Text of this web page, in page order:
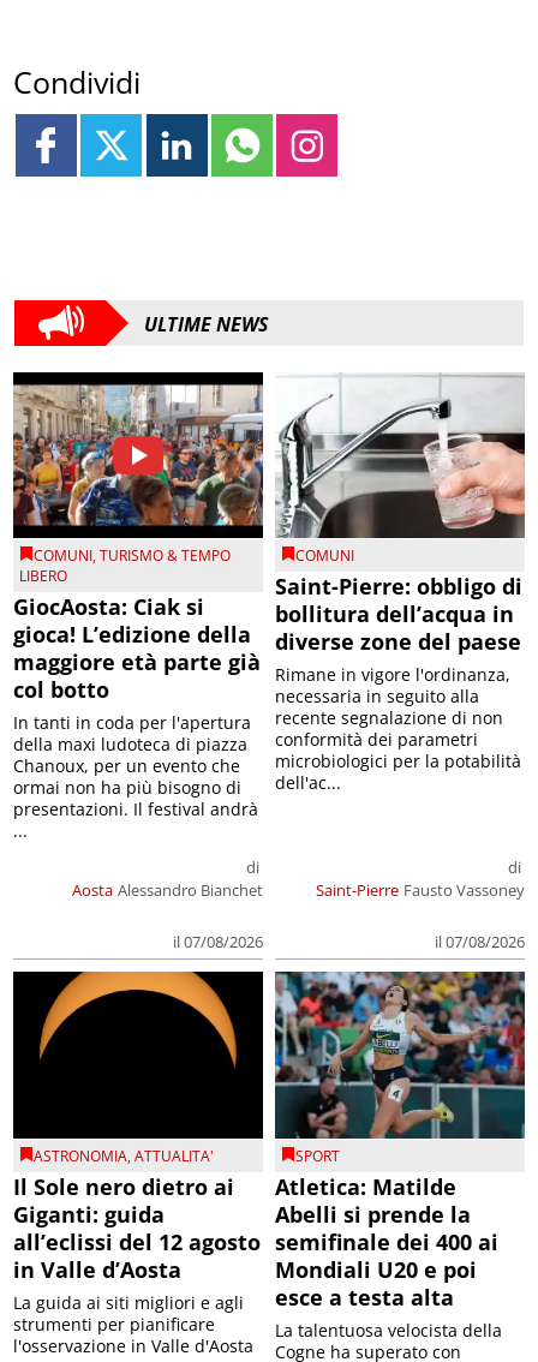
Condividi
ULTIME NEWS
COMUNI,TURISMO & TEMPO
LIBERO
GiocAosta: Ciak si
gioca! L’edizione della
maggiore età parte già
col botto
Aosta
di
Alessandro Bianchet
il 07/08/2026
In tanti in coda per l'apertura
della maxi ludoteca di piazza
Chanoux, per un evento che
ormai non ha più bisogno di
presentazioni. Il festival andrà
...
COMUNI
Saint-Pierre: obbligo di
bollitura dell’acqua in
diverse zone del paese
Saint-Pierre
di
Fausto Vassoney
il 07/08/2026
Rimane in vigore l'ordinanza,
necessaria in seguito alla
recente segnalazione di non
conformità dei parametri
microbiologici per la potabilità
dell'ac...
ASTRONOMIA,ATTUALITA'
Il Sole nero dietro ai
Giganti: guida
all’eclissi del 12 agosto
in Valle d’Aosta
La guida ai siti migliori e agli
strumenti per pianificare
l'osservazione in Valle d'Aosta
SPORT
Atletica: Matilde
Abelli si prende la
semifinale dei 400 ai
Mondiali U20 e poi
esce a testa alta
La talentuosa velocista della
Cogne ha superato con